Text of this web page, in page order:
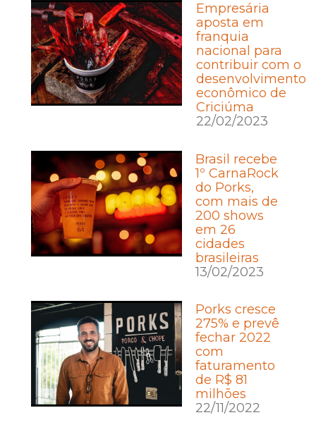
Empresária
aposta em
franquia
nacional para
contribuir com o
desenvolvimento
econômico de
Criciúma
22/02/2023
Brasil recebe
1º CarnaRock
do Porks,
com mais de
200 shows
em 26
cidades
brasileiras
13/02/2023
Porks cresce
275% e prevê
fechar 2022
com
faturamento
de R$ 81
milhões
22/11/2022